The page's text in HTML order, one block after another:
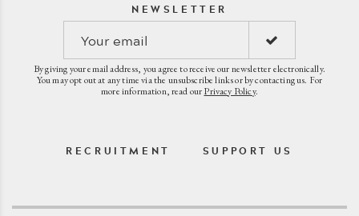
NEWSLETTER
By giving your email address, you agree to receive our newsletter electronically.
You may opt out at any time via the unsubscribe links or by contacting us. For
more information, read ourPrivacy Policy.
RECRUITMENT SUPPORT US